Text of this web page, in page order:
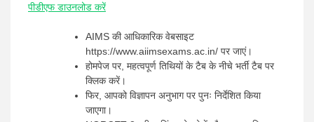
पीडीएफ डाउनलोड करें
AIMS की आधिकारिक वेबसाइट
https://www.aiimsexams.ac.in/ पर जाएं।
होमपेज पर, महत्वपूर्ण तिथियों के टैब के नीचे भर्ती टैब पर
क्लिक करें।
फिर, आपको विज्ञापन अनुभाग पर पुनः निर्देशित किया
जाएगा।